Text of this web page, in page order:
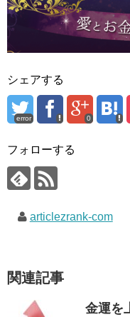
シェアする
error 0
フォローする
articlezrank-com
関連記事
金運を